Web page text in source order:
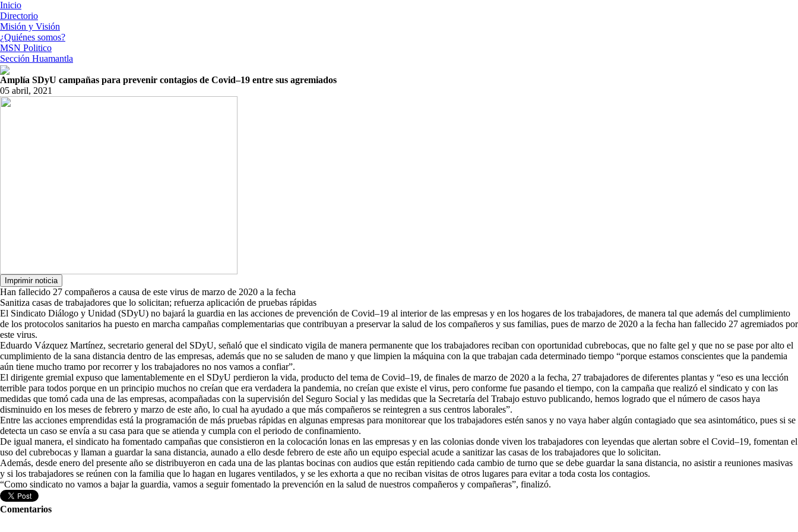
Inicio
Directorio
Misión y Visión
¿Quiénes somos?
MSN Politico
Sección Huamantla
Amplía SDyU campañas para prevenir contagios de Covid–19 entre sus agremiados
05 abril, 2021
Han fallecido 27 compañeros a causa de este virus de marzo de 2020 a la fecha
Sanitiza casas de trabajadores que lo solicitan; refuerza aplicación de pruebas rápidas
El Sindicato Diálogo y Unidad (SDyU) no bajará la guardia en las acciones de prevención de Covid–19 al interior de las empresas y en los hogares de los trabajadores, de manera tal que además del cumplimiento
de los protocolos sanitarios ha puesto en marcha campañas complementarias que contribuyan a preservar la salud de los compañeros y sus familias, pues de marzo de 2020 a la fecha han fallecido 27 agremiados por
este virus.
Eduardo Vázquez Martínez, secretario general del SDyU, señaló que el sindicato vigila de manera permanente que los trabajadores reciban con oportunidad cubrebocas, que no falte gel y que no se pase por alto el
cumplimiento de la sana distancia dentro de las empresas, además que no se saluden de mano y que limpien la máquina con la que trabajan cada determinado tiempo “porque estamos conscientes que la pandemia
aún tiene mucho tramo por recorrer y los trabajadores no nos vamos a confiar”.
El dirigente gremial expuso que lamentablemente en el SDyU perdieron la vida, producto del tema de Covid–19, de finales de marzo de 2020 a la fecha, 27 trabajadores de diferentes plantas y “eso es una lección
terrible para todos porque en un principio muchos no creían que era verdadera la pandemia, no creían que existe el virus, pero conforme fue pasando el tiempo, con la campaña que realizó el sindicato y con las
medidas que tomó cada una de las empresas, acompañadas con la supervisión del Seguro Social y las medidas que la Secretaría del Trabajo estuvo publicando, hemos logrado que el número de casos haya
disminuido en los meses de febrero y marzo de este año, lo cual ha ayudado a que más compañeros se reintegren a sus centros laborales”.
Entre las acciones emprendidas está la programación de más pruebas rápidas en algunas empresas para monitorear que los trabajadores estén sanos y no vaya haber algún contagiado que sea asintomático, pues si se
detecta un caso se envía a su casa para que se atienda y cumpla con el periodo de confinamiento.
De igual manera, el sindicato ha fomentado campañas que consistieron en la colocación lonas en las empresas y en las colonias donde viven los trabajadores con leyendas que alertan sobre el Covid–19, fomentan el
uso del cubrebocas y llaman a guardar la sana distancia, aunado a ello desde febrero de este año un equipo especial acude a sanitizar las casas de los trabajadores que lo solicitan.
Además, desde enero del presente año se distribuyeron en cada una de las plantas bocinas con audios que están repitiendo cada cambio de turno que se debe guardar la sana distancia, no asistir a reuniones masivas
y si los trabajadores se reúnen con la familia que lo hagan en lugares ventilados, y se les exhorta a que no reciban visitas de otros lugares para evitar a toda costa los contagios.
“Como sindicato no vamos a bajar la guardia, vamos a seguir fomentado la prevención en la salud de nuestros compañeros y compañeras”, finalizó.
Comentarios